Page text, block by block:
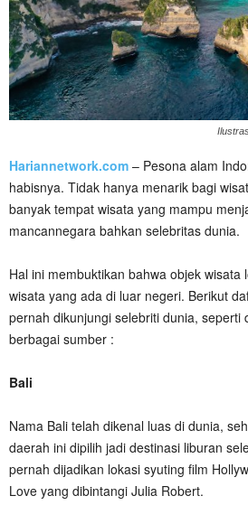
Hariannetwork.com – Pesona alam
habisnya. Tidak hanya menarik bagi
banyak tempat wisata yang mampu
mancannegara bahkan selebritas dunia.
Hal ini membuktikan bahwa objek wisata
wisata yang ada di luar negeri. Berikut
pernah dikunjungi selebriti dunia, seperti
berbagai sumber :
Bali
Nama Bali telah dikenal luas di dunia,
daerah ini dipilih jadi destinasi liburan
pernah dijadikan lokasi syuting film
Love yang dibintangi Julia Robert.